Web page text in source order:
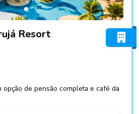
Resort
opção de pensão completa e café da